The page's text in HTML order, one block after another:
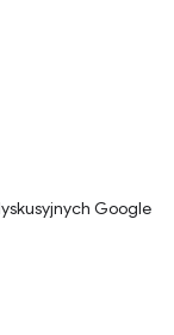
Google